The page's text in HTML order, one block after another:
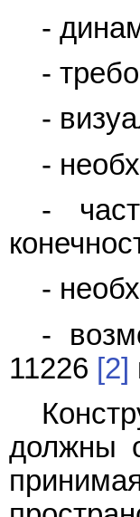
-
-
-
-
-
-
-
11226 [2]
должны